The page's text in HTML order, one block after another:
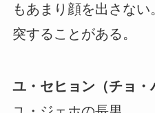
もあまり顔を出さな
突することがある。
ユ・セヒョン（チョ・